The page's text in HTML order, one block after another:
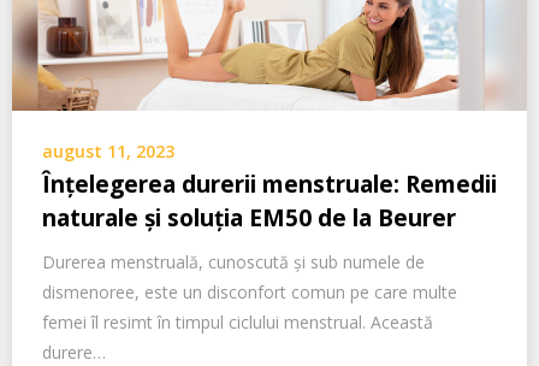
august 11, 2023
Înțelegerea durerii menstruale: Remedii
naturale și soluția EM50 de la Beurer
Durerea menstruală, cunoscută și sub numele de
dismenoree, este un disconfort comun pe care multe
femei îl resimt în timpul ciclului menstrual. Această
durere…